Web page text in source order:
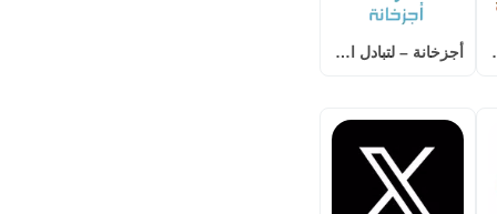
أجزخانة – لتبادل الأدوية بين ا